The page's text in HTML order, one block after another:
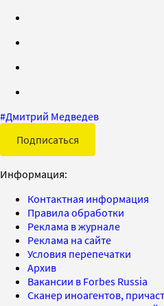
#Дмитрий Медведев
Подписаться
Информация:
Контактная информация
Правила обработки
Реклама в журнале
Реклама на сайте
Условия перепечатки
Архив
Вакансии в Forbes Russia
Сканер иноагентов,